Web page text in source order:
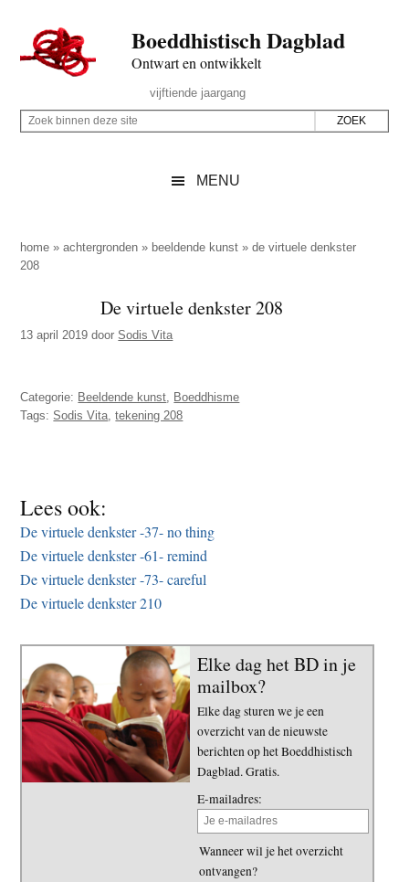
naar
de
inhoud
secondary
naar
de
sidebar
naar
de
Boeddhistisch Dagblad
Ontwart en ontwikkelt
Rechts
vijftiende jaargang
Z
p
d
z
i
t
Z
i
n
n
z
t
e
MENU
home »achtergronden » beeldende kunst »de virtuele denkster
208
De virtuele denkster 208
13 april 2019 doorSodis Vita
Categorie: Beeldende kunst Boeddhisme
Tags:Sodis Vita ,tekening 208
Lees ook:
De virtuele denkster -37- no thing
De virtuele denkster -61- remind
De virtuele denkster -73- careful
De virtuele denkster 210
Elke dag het BD in je
mailbox?
Elke dag sturen we je een
overzicht van de nieuwste
berichten op het Boeddhistisch
Dagblad. Gratis.
E-mailadres:
Wanneer wil je het overzicht
ontvangen?